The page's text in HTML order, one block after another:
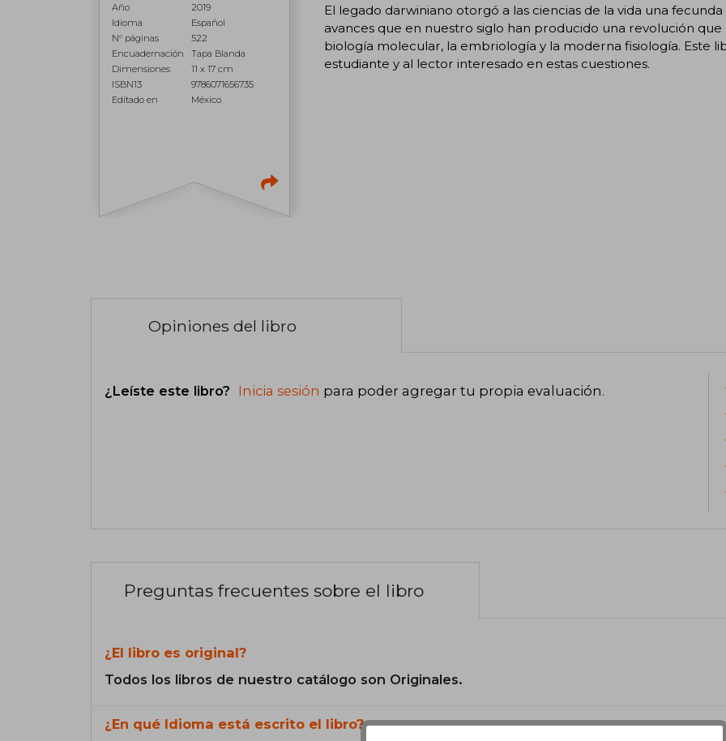
Año
2019
Idioma
Español
N° páginas
522
Encuadernación
Tapa Blanda
Dimensiones
11 x 17 cm
ISBN13
9786071656735
Editado en
México
El legado darwiniano otorgó a las ciencias de la vida una
avances que en nuestro siglo han producido una revolución
biología molecular, la embriología y la moderna fisiología. Este
estudiante y al lector interesado en estas cuestiones.
Opiniones del libro
¿Leíste este libro? Inicia sesión para poder agregar tu propia evaluación.
Preguntas frecuentes sobre el libro
¿El libro es original?
Todos los libros de nuestro catálogo son Originales.
¿En qué Idioma está escrito el libro?